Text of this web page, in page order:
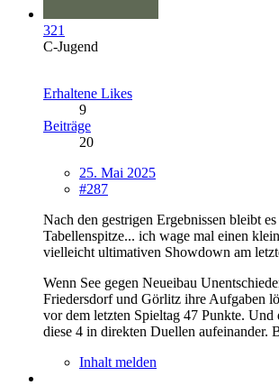
321
C-Jugend
Erhaltene Likes
9
Beiträge
20
25. Mai 2025
#287
Nach den gestrigen Ergebnissen bleibt
Tabellenspitze... ich wage mal einen
vielleicht ultimativen Showdown am
Wenn See gegen Neueibau
Friedersdorf und Görlitz ihre Aufgaben
vor dem letzten Spieltag 47 Punkte. Und
diese 4 in direkten Duellen aufeinander.
Inhalt melden